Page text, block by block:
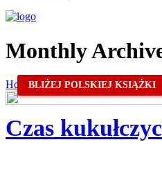
Monthly
Home / 2005 / máj
BLIŻEJ POLSKIEJ KSIĄŻKI
Czas